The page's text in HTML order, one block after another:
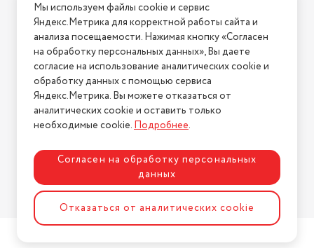
Условия возврата
Нашли ошибку на сайте? Напишите нам
2026 © Интернет-магазин "АстМаркет". У нас есть всё!
Политика конфиденциальности
Разработка сайтаASTDESIGN
Мы используем файлы cookie и сервис
Яндекс.Метрика для корректной работы сайта и
анализа посещаемости. Нажимая кнопку «Согласен
на обработку персональных данных», Вы даете
согласие на использование аналитических cookie и
обработку данных с помощью сервиса
Яндекс.Метрика. Вы можете отказаться от
аналитических cookie и оставить только
необходимые cookie.Подробнее.
Согласен на обработку персональных
данных
Отказаться от аналитических cookie